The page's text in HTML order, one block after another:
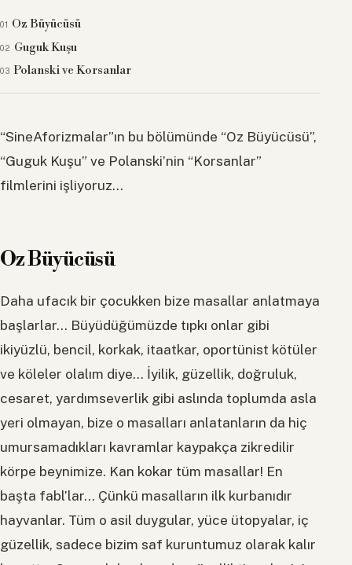
Oz Büyücüsü
Guguk Kuşu
Polanski ve Korsanlar
“SineAforizmalar”ın bu bölümünde “Oz Büyücüsü”,
“Guguk Kuşu” ve Polanski’nin “Korsanlar”
filmlerini işliyoruz…
Oz Büyücüsü
Daha ufacık bir çocukken bize masallar anlatmaya
başlarlar… Büyüdüğümüzde tıpkı onlar gibi
ikiyüzlü, bencil, korkak, itaatkar, oportünist kötüler
ve köleler olalım diye… İyilik, güzellik, doğruluk,
cesaret, yardımseverlik gibi aslında toplumda asla
yeri olmayan, bize o masalları anlatanların da hiç
umursamadıkları kavramlar kaypakça zikredilir
körpe beynimize. Kan kokar tüm masallar! En
başta fabl’lar… Çünkü masalların ilk kurbanıdır
hayvanlar. Tüm o asil duygular, yüce ütopyalar, iç
güzellik, sadece bizim saf kuruntumuz olarak kalır